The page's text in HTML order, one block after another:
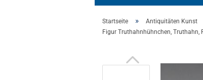
Startseite » Antiquitäten Kunst
Figur Truthahnhühnchen, Truthahn,